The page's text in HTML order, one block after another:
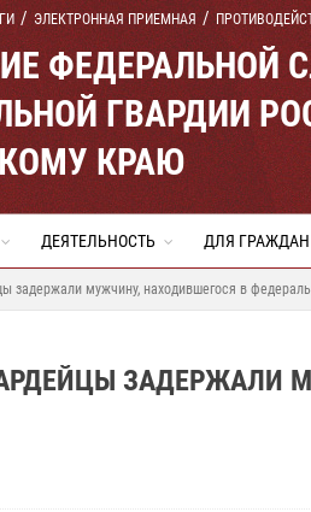
ЭЛЕКТРОННАЯ ПРИЕМНАЯ
ФЕДЕРАЛЬНОЙ
ГВАРДИИ
КРАЮ
ДЕЯТЕЛЬНОСТЬ ДЛЯ ГРАЖДАН
задержали мужчину, находившегося в
ЗАДЕРЖАЛИ